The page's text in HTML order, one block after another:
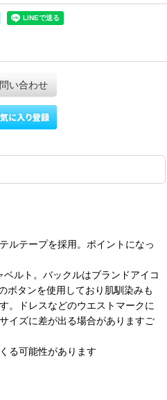
い合わせ
ルテープを採用。ポイントになっ
ルト。バックルはブランドアイコ
ボタンを使用しており肌馴染みも
。ドレスなどのウエストマークに
イズに差が出る場合がありますご
る可能性があります